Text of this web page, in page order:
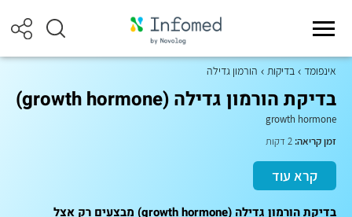
אינפומד בדיקות הורמון גדילה
בדיקת הורמון גדילה (growth hormone)
growth hormone
זמן קריאה:
קרא עוד
בדיקת הורמון גדילה (growth hormone) מבצעים רק אצל